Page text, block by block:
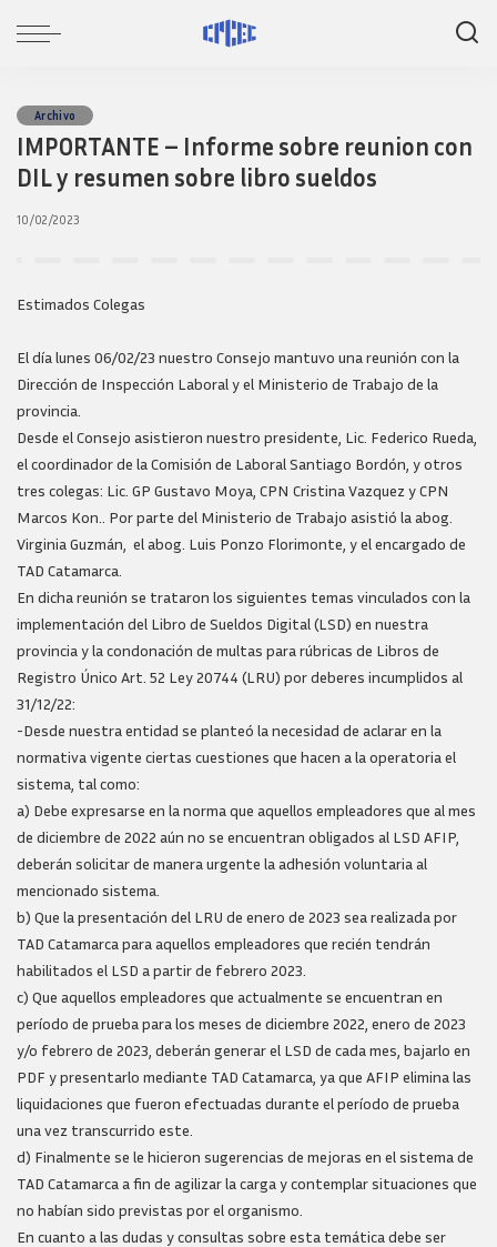
Archivo
IMPORTANTE – Informe sobre reunion con
DIL y resumen sobre libro sueldos
10/02/2023
Estimados Colegas
El día lunes 06/02/23 nuestro Consejo mantuvo una reunión con la
Dirección de Inspección Laboral y el Ministerio de Trabajo de la
provincia.
Desde el Consejo asistieron nuestro presidente, Lic. Federico Rueda,
el coordinador de la Comisión de Laboral Santiago Bordón, y otros
tres colegas: Lic. GP Gustavo Moya, CPN Cristina Vazquez y CPN
Marcos Kon.. Por parte del Ministerio de Trabajo asistió la abog.
Virginia Guzmán, el abog. Luis Ponzo Florimonte, y el encargado de
TAD Catamarca.
En dicha reunión se trataron los siguientes temas vinculados con la
implementación del Libro de Sueldos Digital (LSD) en nuestra
provincia y la condonación de multas para rúbricas de Libros de
Registro Único Art. 52 Ley 20744 (LRU) por deberes incumplidos al
31/12/22:
-Desde nuestra entidad se planteó la necesidad de aclarar en la
normativa vigente ciertas cuestiones que hacen a la operatoria el
sistema, tal como:
a) Debe expresarse en la norma que aquellos empleadores que al mes
de diciembre de 2022 aún no se encuentran obligados al LSD AFIP,
deberán solicitar de manera urgente la adhesión voluntaria al
mencionado sistema.
b) Que la presentación del LRU de enero de 2023 sea realizada por
TAD Catamarca para aquellos empleadores que recién tendrán
habilitados el LSD a partir de febrero 2023.
c) Que aquellos empleadores que actualmente se encuentran en
período de prueba para los meses de diciembre 2022, enero de 2023
y/o febrero de 2023, deberán generar el LSD de cada mes, bajarlo en
PDF y presentarlo mediante TAD Catamarca, ya que AFIP elimina las
liquidaciones que fueron efectuadas durante el período de prueba
una vez transcurrido este.
d) Finalmente se le hicieron sugerencias de mejoras en el sistema de
TAD Catamarca a fin de agilizar la carga y contemplar situaciones que
no habían sido previstas por el organismo.
En cuanto a las dudas y consultas sobre esta temática debe ser